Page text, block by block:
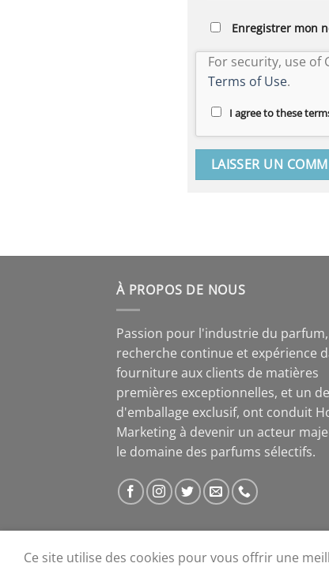
Enregistrer mon
For security, use of
Terms of Use.
I agree to these
À PROPOS DE NOUS
Passion pour l'industrie du parfum,
recherche continue et expérience
fourniture aux clients de matières
premières exceptionnelles, et un
d'emballage exclusif, ont conduit
Marketing à devenir un acteur
le domaine des parfums sélectifs.
Ce site utilise des cookies pour vous offrir une